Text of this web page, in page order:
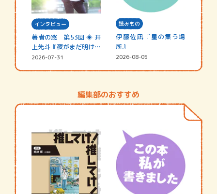
インタビュー
著者の窓 第53回 ◈ 井
上先斗『夜がまだ明けな
い』
2026-07-31
読みもの
伊藤佐凪『星の集う場
所』
2026-08-05
編集部のおすすめ